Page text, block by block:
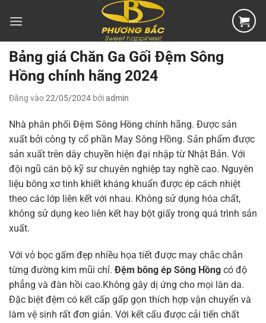
qua
dungBảng giá Chăn Ga Gối Đệm Sông
Hồng chính hãng 2024
Đăng vào22/05/2024 bởiadmin
Nhà phân phối Đệm Sông Hồng chính hãng. Được sản
xuất bởi công ty cổ phần May Sông Hồng. Sản phẩm được
sản xuất trên dây chuyền hiện đại nhập từ Nhật Bản. Với
đội ngũ cán bộ kỹ sư chuyên nghiệp tay nghề cao. Nguyên
liệu bông xơ tinh khiết kháng khuẩn được ép cách nhiệt
theo các lớp liên kết với nhau. Không sử dụng hóa chất,
không sử dụng keo liên kết hay bột giấy trong quá trình sản
xuất.
Với vỏ bọc gấm đẹp nhiều họa tiết được may chắc chắn
từng đường kim mũi chỉ. Đệm bông ép Sông Hồng có độ
phẳng và đàn hồi cao.Không gây dị ứng cho mọi làn da.
Đặc biệt đệm có kết cấp gấp gọn thích hợp vận chuyển và
làm vệ sinh rất đơn giản. Với kết cấu được cải tiến chất